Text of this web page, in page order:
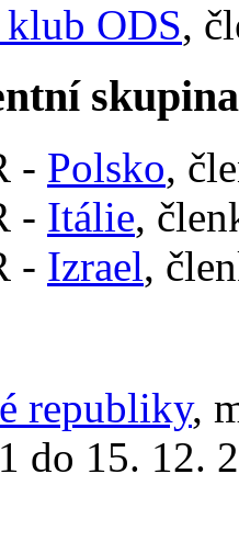
ODS,
- Polsko,
- Itálie,
- Izrael,
republiky,
do 15. 12.